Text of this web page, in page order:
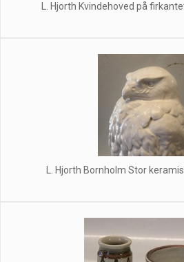
L. Hjorth Kvindehoved på
L. Hjorth Bornholm Stor